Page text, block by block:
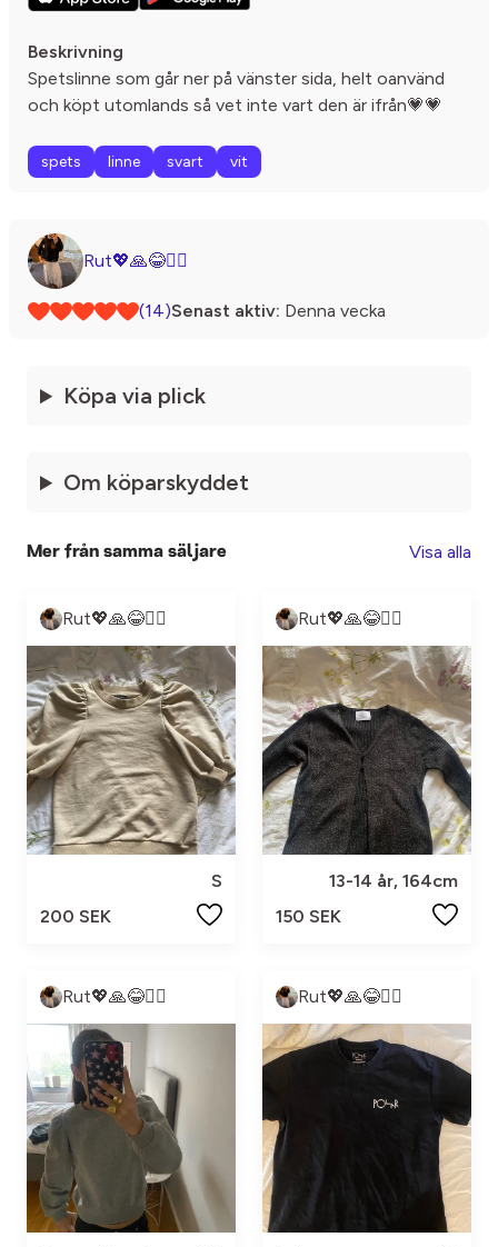
Beskrivning
Spetslinne som går ner på vänster sida, helt oanvänd
och köpt utomlands så vet inte vart den är ifrån💗💗
spets linne svart vit
Rut💖🙏😂❤️‍🔥
(14)Senast aktiv: Denna vecka
Köpa via plick
Om köparskyddet
Mer från samma säljare Visa alla
Rut💖🙏😂❤️‍🔥
S
200 SEK
Rut💖🙏😂❤️‍🔥
13-14 år, 164cm
150 SEK
Rut💖🙏😂❤️‍🔥 Rut💖🙏😂❤️‍🔥